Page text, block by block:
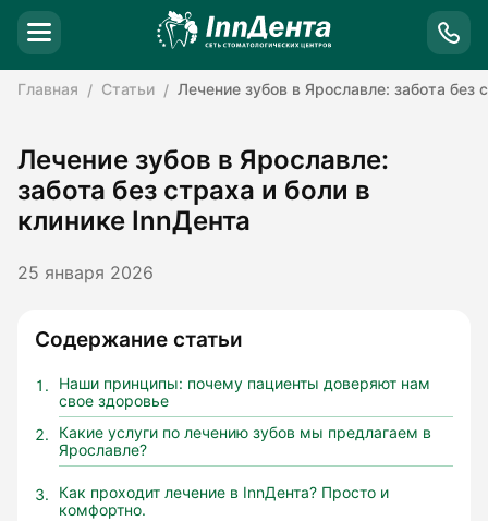
Главная Статьи Лечение зубов в Ярославле: забота без
Лечение зубов в Ярославле:
забота без страха и боли в
клинике InnДента
25 января 2026
Содержание статьи
Наши принципы: почему пациенты доверяют нам
свое здоровье
Какие услуги по лечению зубов мы предлагаем в
Ярославле?
Как проходит лечение в InnДента? Просто и
комфортно.